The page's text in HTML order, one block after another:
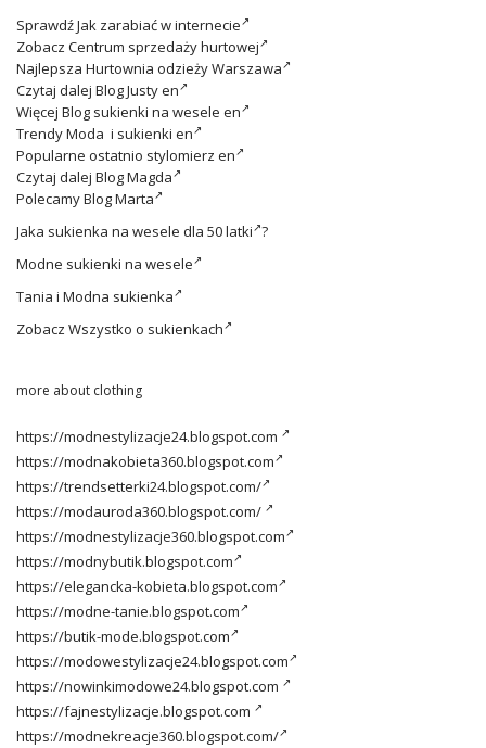
SprawdźJak zarabiać w internecie
Zobacz Centrum sprzedaży hurtowej
Najlepsza Hurtownia odzieży Warszawa
Czytaj dalej Blog Justy en
Więcej Blog sukienki na wesele en
TrendyModa i sukienki en
Popularne ostatnio stylomierz en
Czytaj dalej Blog Magda
PolecamyBlog Marta
Jaka sukienka na wesele dla 50 latki ?
Modne sukienki na wesele
Tania i Modna sukienka
Zobacz Wszystko o sukienkach
more about clothing
https://modnestylizacje24.blogspot.com
https://modnakobieta360.blogspot.com
https://trendsetterki24.blogspot.com/
https://modauroda360.blogspot.com/
https://modnestylizacje360.blogspot.com
https://modnybutik.blogspot.com
https://elegancka-kobieta.blogspot.com
https://modne-tanie.blogspot.com
https://butik-mode.blogspot.com
https://modowestylizacje24.blogspot.com
https://nowinkimodowe24.blogspot.com
https://fajnestylizacje.blogspot.com
https://modnekreacje360.blogspot.com/